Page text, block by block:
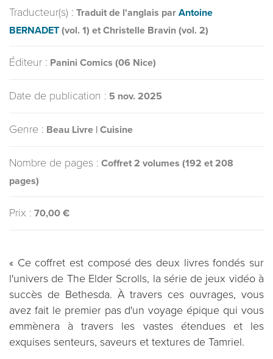
Traducteur(s) : Traduit de l'anglais par Antoine
BERNADET (vol. 1) et Christelle Bravin (vol. 2)
Éditeur : Panini Comics (06 Nice)
Date de publication : 5 nov. 2025
Genre : Beau Livre | Cuisine
Nombre de pages : Coffret 2 volumes (192 et 208
pages)
Prix : 70,00 €
« Ce coffret est composé des deux livres fondés sur
l'univers de The Elder Scrolls, la série de jeux vidéo à
succès de Bethesda. À travers ces ouvrages, vous
avez fait le premier pas d'un voyage épique qui vous
emmènera à travers les vastes étendues et les
exquises senteurs, saveurs et textures de Tamriel.